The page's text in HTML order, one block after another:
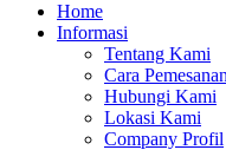
Home
Informasi
Tentang Kami
Cara Pemesanan
Hubungi Kami
Lokasi Kami
Company Profil